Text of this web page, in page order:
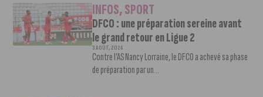
INFOS,SPORT
DFCO : une préparation sereine avant
le grand retour en Ligue 2
3 AOÛT, 2026
Contre l’AS Nancy Lorraine, le DFCO a achevé sa phase
de préparation par un...